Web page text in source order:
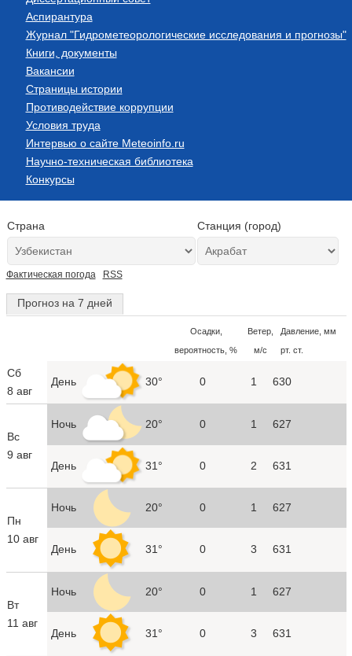
Аспирантура
Журнал "Гидрометеорологические исследования и прогнозы"
Книги, документы
Вакансии
Страницы истории
Противодействие коррупции
Условия труда
Интервью о сайте Meteoinfo.ru
Научно-техническая библиотека
Конкурсы
Страна Станция (город)
Фактическая погода RSS
Прогноз на 7 дней
Осадки,
вероятность, %
Ветер,
м/с
Давление, мм
рт. ст.
Сб
8 авг
День 30° 0 1 630
Вс
9 авг
Ночь 20° 0 1 627
День 31° 0 2 631
Пн
10 авг
Ночь 20° 0 1 627
День 31° 0 3 631
Вт
11 авг
Ночь 20° 0 1 627
День 31° 0 3 631